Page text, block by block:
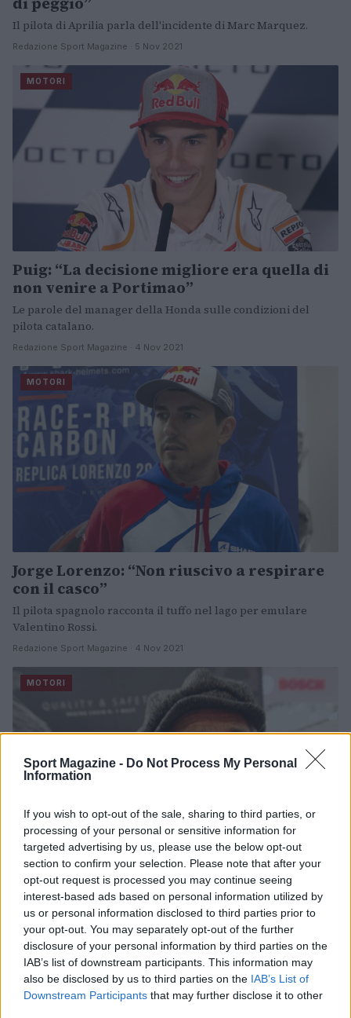
Sport Magazine - Do Not Process My Personal
Information
If you wish to opt-out of the sale, sharing to third parties, or
processing of your personal or sensitive information for
targeted advertising by us, please use the below opt-out
section to confirm your selection. Please note that after your
opt-out request is processed you may continue seeing
interest-based ads based on personal information utilized by
us or personal information disclosed to third parties prior to
your opt-out. You may separately opt-out of the further
disclosure of your personal information by third parties on the
IAB’s list of downstream participants. This information may
also be disclosed by us to third parties on the IAB’s List of
Downstream Participants that may further disclose it to other
Il pilota di Aprilia parla dell'incidente di Marc Marquez.
Redazione Sport Magazine · 5 Nov 2021
MOTORI
Puig: “La decisione migliore era quella di
non venire a Portimao”
Le parole del manager della Honda sulle condizioni del
pilota catalano.
Redazione Sport Magazine · 4 Nov 2021
MOTORI
Jorge Lorenzo: “Non riuscivo a respirare
con il casco”
Il pilota spagnolo racconta il tuffo nel lago per emulare
Valentino Rossi.
Redazione Sport Magazine · 4 Nov 2021
MOTORI
Lucchinelli: “Un mondiale senza Marc
Marquez non ha lo stesso valore”
Le dichiarazioni dell'ex pilota italiano sulla MotoGp, in
particolare sul centauro della Honda.
Redazione Sport Magazine · 3 Nov 2021